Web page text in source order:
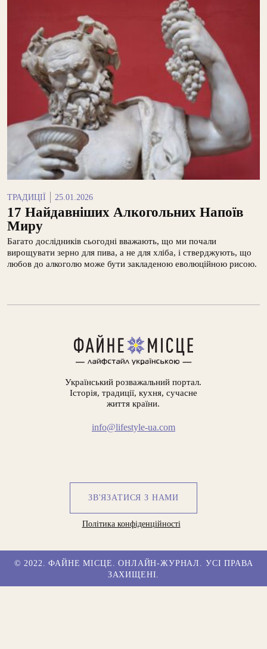
ТРАДИЦІЇ 25.01.2026
17 Найдавніших Алкогольних Напоїв
Миру
Багато дослідників сьогодні вважають, що ми почали
вирощувати зерно для пива, а не для хліба, і стверджують, що
любов до алкоголю може бути закладеною еволюційною рисою.
Український розважальний портал.
Історія, традиції, кухня, сучасне
життя країни.
info@lifestyle-ua.com
ЗВ'ЯЗАТИСЯ З НАМИ
Політика конфіденційності
© 2022. ФАЙНЕ МІСЦЕ. ОНЛАЙН-ЖУРНАЛ. УСІ ПРАВА
ЗАХИЩЕНІ.